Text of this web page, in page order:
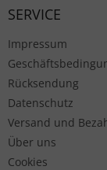
SERVICE
Impressum
Rücksendung
Datenschutz
Versand und
Über uns
Cookies